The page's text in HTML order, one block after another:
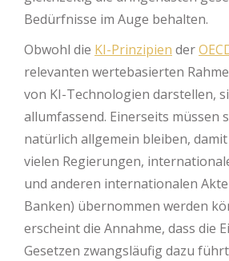
Bedürfnisse im Auge behalten.
Obwohl die KI-Prinzipien der
relevanten wertebasierten
von KI-Technologien darstellen,
allumfassend. Einerseits müssen
natürlich allgemein bleiben,
vielen Regierungen,
und anderen internationalen
Banken) übernommen werden
erscheint die Annahme, dass die
Gesetzen zwangsläufig dazu